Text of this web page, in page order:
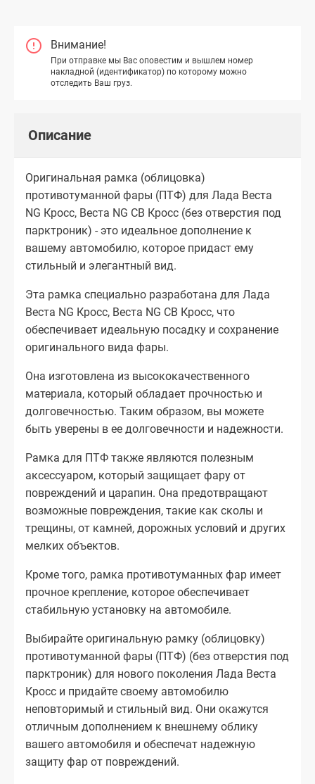
Внимание!
При отправке мы Вас оповестим и вышлем номер
накладной (идентификатор) по которому можно
отследить Ваш груз.
Описание
Оригинальная рамка (облицовка)
противотуманной фары (ПТФ) для Лада Веста
NG Кросс, Веста NG СВ Кросс (без отверстия под
парктроник) - это идеальное дополнение к
вашему автомобилю, которое придаст ему
стильный и элегантный вид.
Эта рамка специально разработана для Лада
Веста NG Кросс, Веста NG СВ Кросс, что
обеспечивает идеальную посадку и сохранение
оригинального вида фары.
Она изготовлена из высококачественного
материала, который обладает прочностью и
долговечностью. Таким образом, вы можете
быть уверены в ее долговечности и надежности.
Рамка для ПТФ также являются полезным
аксессуаром, который защищает фару от
повреждений и царапин. Она предотвращают
возможные повреждения, такие как сколы и
трещины, от камней, дорожных условий и других
мелких объектов.
Кроме того, рамка противотуманных фар имеет
прочное крепление, которое обеспечивает
стабильную установку на автомобиле.
Выбирайте оригинальную рамку (облицовку)
противотуманной фары (ПТФ) (без отверстия под
парктроник) для нового поколения Лада Веста
Кросс и придайте своему автомобилю
неповторимый и стильный вид. Они окажутся
отличным дополнением к внешнему облику
вашего автомобиля и обеспечат надежную
защиту фар от повреждений.